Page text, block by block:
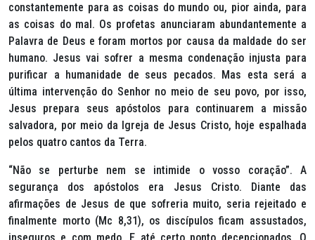
constantemente para as coisas do mundo ou, pior ainda, para
as coisas do mal. Os profetas anunciaram abundantemente a
Palavra de Deus e foram mortos por causa da maldade do ser
humano. Jesus vai sofrer a mesma condenação injusta para
purificar a humanidade de seus pecados. Mas esta será a
última intervenção do Senhor no meio de seu povo, por isso,
Jesus prepara seus apóstolos para continuarem a missão
salvadora, por meio da Igreja de Jesus Cristo, hoje espalhada
pelos quatro cantos da Terra.
“Não se perturbe nem se intimide o vosso coração”. A
segurança dos apóstolos era Jesus Cristo. Diante das
afirmações de Jesus de que sofreria muito, seria rejeitado e
finalmente morto (Mc 8,31), os discípulos ficam assustados,